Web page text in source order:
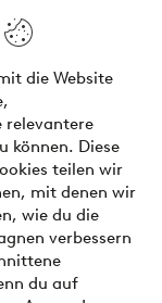
die Website
relevantere
können. Diese
teilen wir
mit denen wir
wie du die
verbessern
du auf
aufteilen